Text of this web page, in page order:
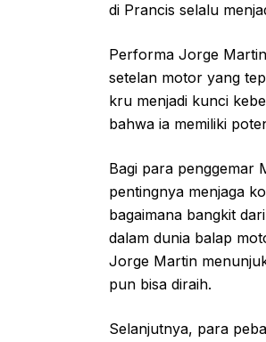
di Prancis selalu
Performa Jorge
setelan motor yang
kru menjadi kunci
bahwa ia memiliki
Bagi para penggemar
pentingnya menjaga
bagaimana bangkit
dalam dunia balap
Jorge Martin
pun bisa diraih.
Selanjutnya, para